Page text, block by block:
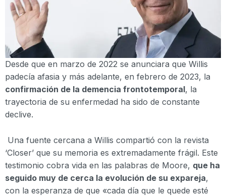
Desde que en marzo de 2022 se anunciara que Willis
padecía afasia y más adelante, en febrero de 2023, la
confirmación de la demencia frontotemporal, la
trayectoria de su enfermedad ha sido de constante
declive.
Una fuente cercana a Willis compartió con la revista
‘Closer’ que su memoria es extremadamente frágil. Este
testimonio cobra vida en las palabras de Moore, que ha
seguido muy de cerca la evolución de su expareja,
con la esperanza de que «cada día que le quede esté